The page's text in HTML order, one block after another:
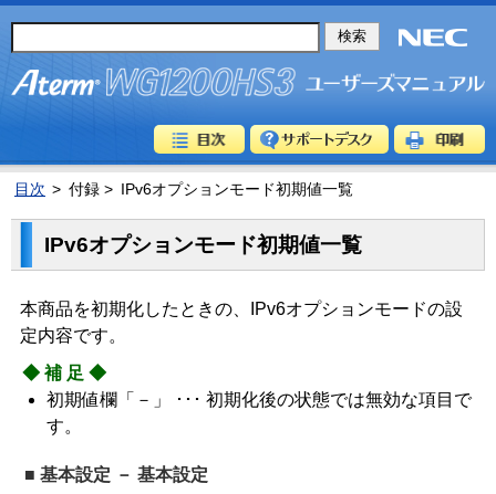
目次 > 付録 > IPv6オプションモード初期値一覧
IPv6オプションモード初期値一覧
本商品を初期化したときの、IPv6オプションモードの設
定内容です。
◆補足◆
初期値欄「－」 ･･･ 初期化後の状態では無効な項目で
す。
■ 基本設定 － 基本設定